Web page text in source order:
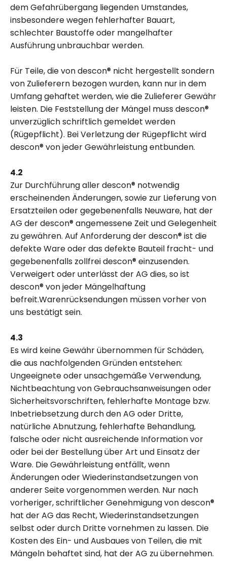
dem Gefahrübergang liegenden Umstandes,
insbesondere wegen fehlerhafter Bauart,
schlechter Baustoffe oder mangelhafter
Ausführung unbrauchbar werden.
Für Teile, die von descon® nicht hergestellt sondern
von Zulieferern bezogen wurden, kann nur in dem
Umfang gehaftet werden, wie die Zulieferer Gewähr
leisten. Die Feststellung der Mängel muss descon®
unverzüglich schriftlich gemeldet werden
(Rügepflicht). Bei Verletzung der Rügepflicht wird
descon® von jeder Gewährleistung entbunden.
4.2
Zur Durchführung aller descon® notwendig
erscheinenden Änderungen, sowie zur Lieferung von
Ersatzteilen oder gegebenenfalls Neuware, hat der
AG der descon® angemessene Zeit und Gelegenheit
zu gewähren. Auf Anforderung der descon® ist die
defekte Ware oder das defekte Bauteil fracht- und
gegebenenfalls zollfrei descon® einzusenden.
Verweigert oder unterlässt der AG dies, so ist
descon® von jeder Mängelhaftung
befreit.Warenrücksendungen müssen vorher von
uns bestätigt sein.
4.3
Es wird keine Gewähr übernommen für Schäden,
die aus nachfolgenden Gründen entstehen:
Ungeeignete oder unsachgemäße Verwendung,
Nichtbeachtung von Gebrauchsanweisungen oder
Sicherheitsvorschriften, fehlerhafte Montage bzw.
Inbetriebsetzung durch den AG oder Dritte,
natürliche Abnutzung, fehlerhafte Behandlung,
falsche oder nicht ausreichende Information vor
oder bei der Bestellung über Art und Einsatz der
Ware. Die Gewährleistung entfällt, wenn
Änderungen oder Wiederinstandsetzungen von
anderer Seite vorgenommen werden. Nur nach
vorheriger, schriftlicher Genehmigung von descon®
hat der AG das Recht, Wiederinstandsetzungen
selbst oder durch Dritte vornehmen zu lassen. Die
Kosten des Ein- und Ausbaues von Teilen, die mit
Mängeln behaftet sind, hat der AG zu übernehmen.